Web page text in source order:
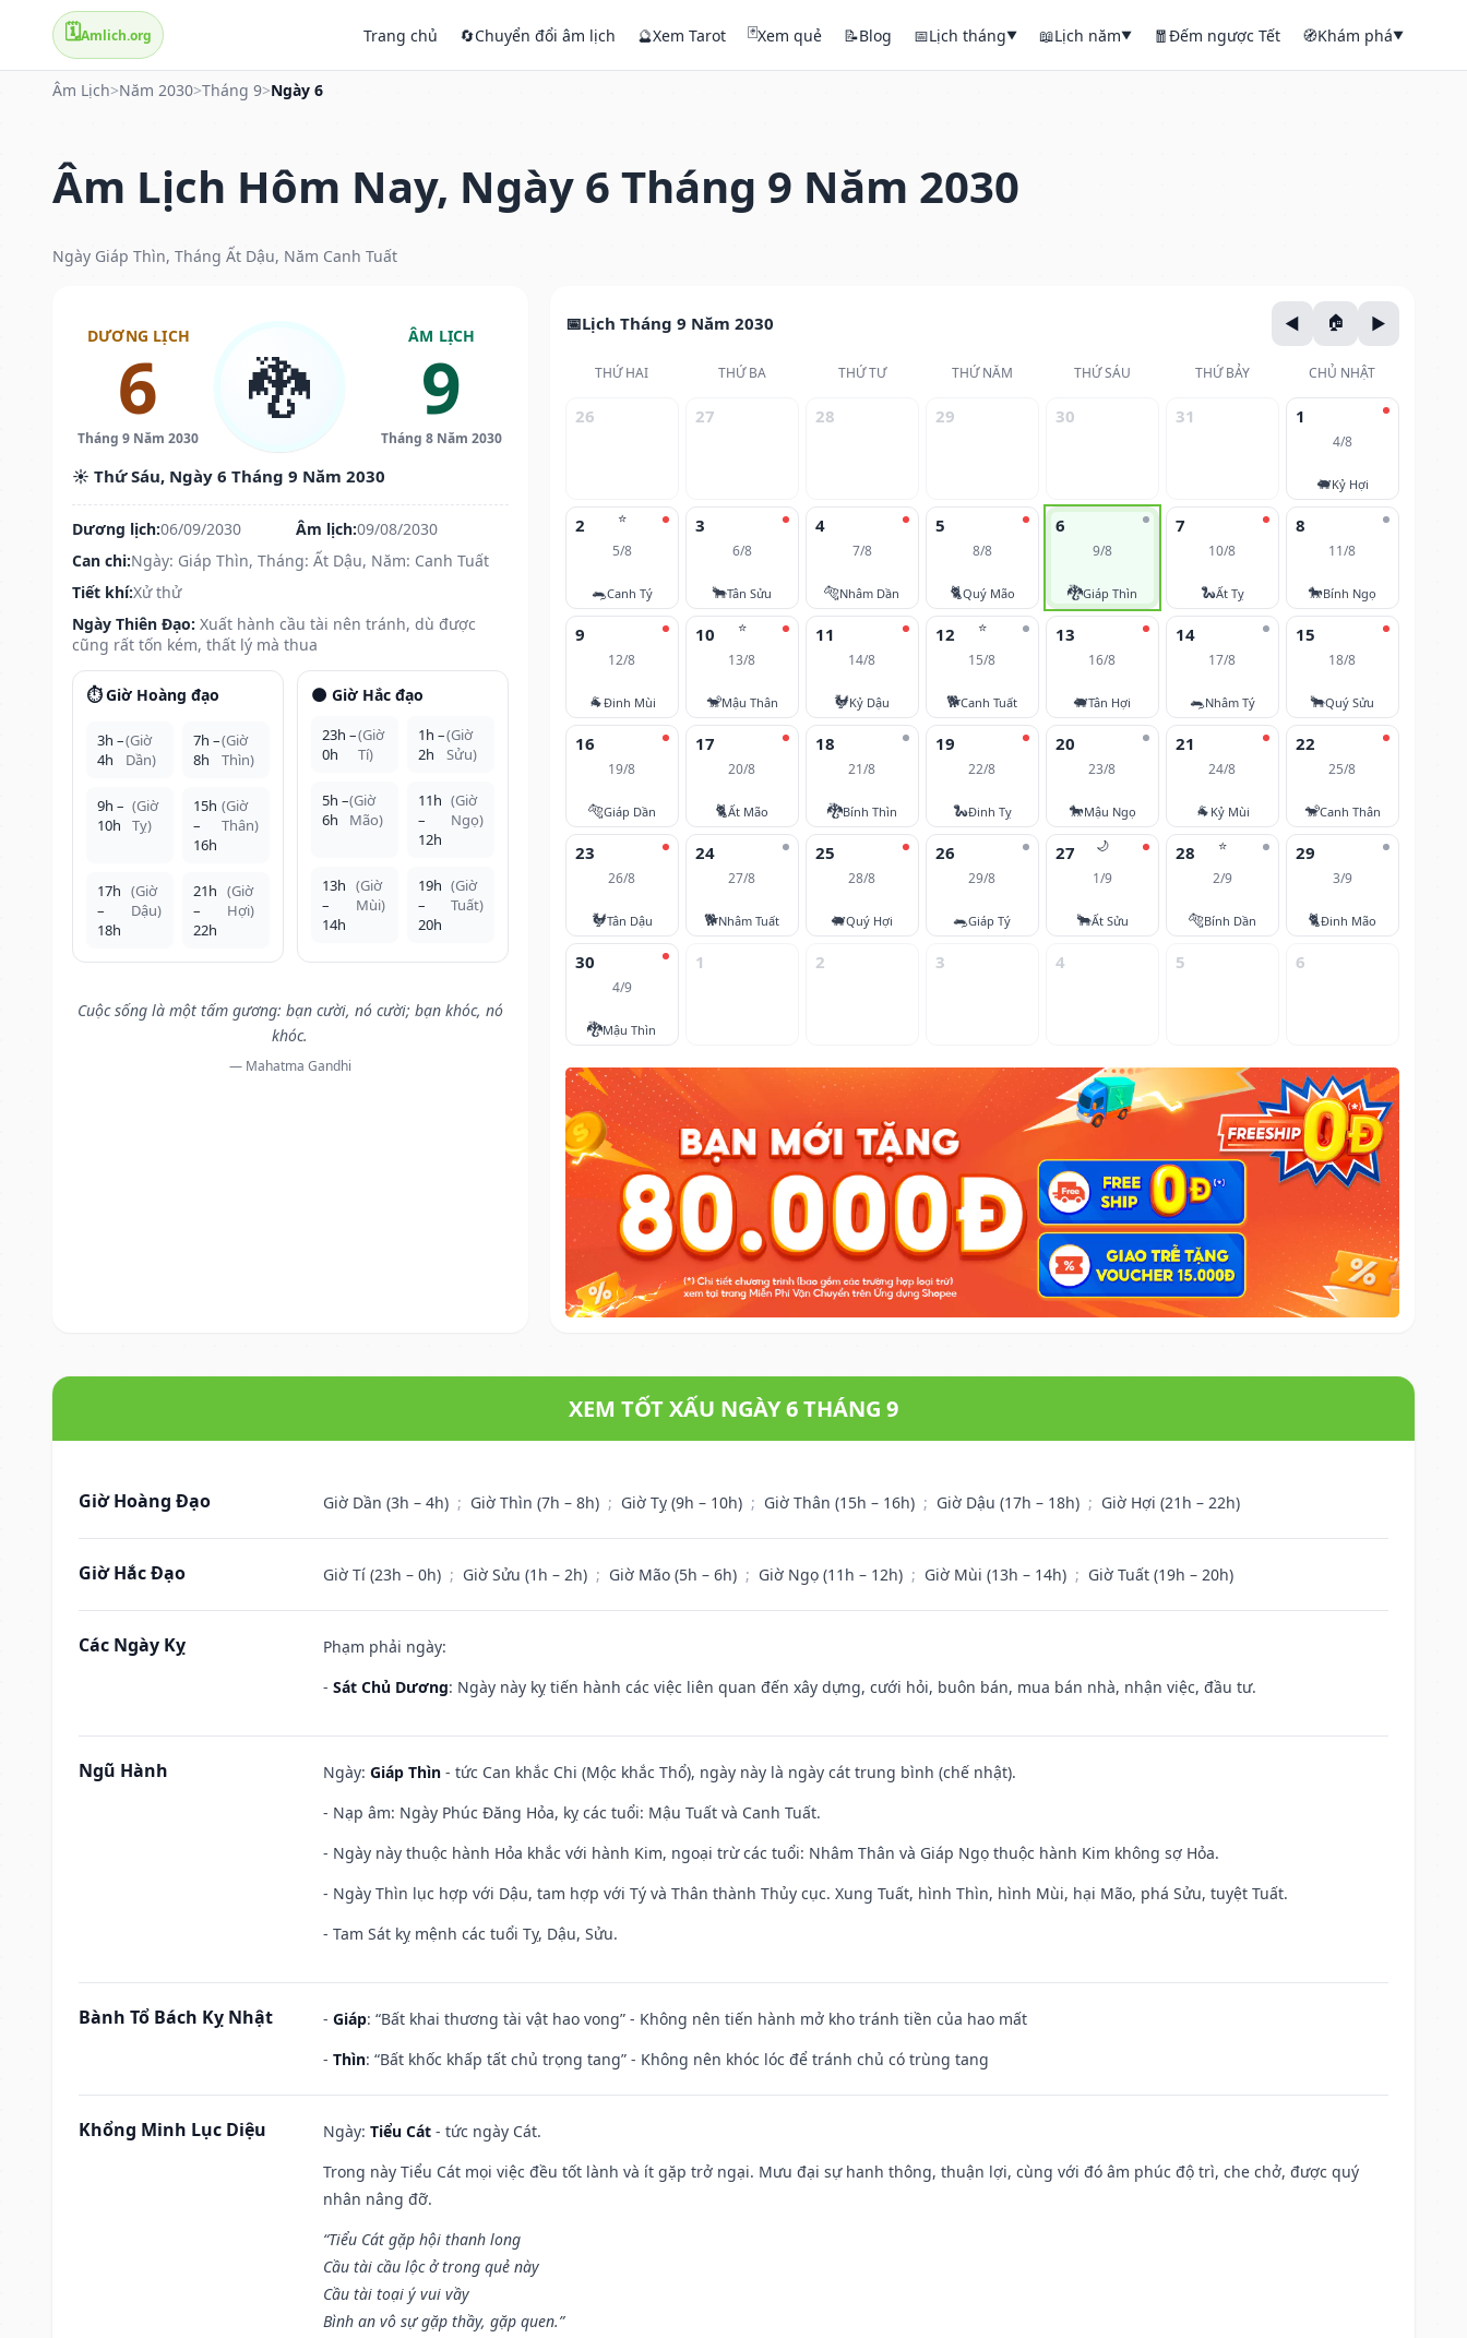
🗓️Amlich.org Trang chủ 🔄Chuyển đổi âm lịch 🔮Xem Tarot 🃏Xem quẻ 📝Blog 📅Lịch tháng▼ 📖Lịch năm▼ 🧧Đếm ngược Tết 🧭Khám phá▼
Âm Lịch>Năm 2030>Tháng 9>Ngày 6
Âm Lịch Hôm Nay, Ngày 6 Tháng 9 Năm 2030
Ngày Giáp Thìn, Tháng Ất Dậu, Năm Canh Tuất
DƯƠNG LỊCH
6
Tháng 9 Năm 2030
🐉
ÂM LỊCH
9
Tháng 8 Năm 2030
☀️ Thứ Sáu, Ngày 6 Tháng 9 Năm 2030
Dương lịch:06/09/2030 Âm lịch:09/08/2030
Can chi:Ngày: Giáp Thìn, Tháng: Ất Dậu, Năm: Canh Tuất
Tiết khí:Xử thử
Ngày Thiên Đạo: Xuất hành cầu tài nên tránh, dù được
cũng rất tốn kém, thất lý mà thua
⏱️ Giờ Hoàng đạo
3h –
4h
(Giờ
Dần)
7h –
8h
(Giờ
Thìn)
9h –
10h
(Giờ
Tỵ)
15h
–
16h
(Giờ
Thân)
17h
–
18h
(Giờ
Dậu)
21h
–
22h
(Giờ
Hợi)
🌑 Giờ Hắc đạo
23h –
0h
(Giờ
Tí)
1h –
2h
(Giờ
Sửu)
5h –
6h
(Giờ
Mão)
11h
–
12h
(Giờ
Ngọ)
13h
–
14h
(Giờ
Mùi)
19h
–
20h
(Giờ
Tuất)
Cuộc sống là một tấm gương: bạn cười, nó cười; bạn khóc, nó
khóc.
— Mahatma Gandhi
Lịch Tháng 9 Năm 2030
THỨ HAI THỨ BA THỨ TƯ THỨ NĂM THỨ SÁU THỨ BẢY CHỦ NHẬT
26 27 28 29 30 31 1
4/8
🐖Kỷ Hợi
⭐
2
5/8
🐀Canh Tý
3
6/8
🐂Tân Sửu
4
7/8
🐅Nhâm Dần
5
8/8
🐈Quý Mão
6
9/8
🐉Giáp Thìn
7
10/8
🐍Ất Tỵ
8
11/8
🐎Bính Ngọ
9
12/8
🐐Đinh Mùi
⭐
10
13/8
🐒Mậu Thân
11
14/8
🐓Kỷ Dậu
⭐
12
15/8
🐕Canh Tuất
13
16/8
🐖Tân Hợi
14
17/8
🐀Nhâm Tý
15
18/8
🐂Quý Sửu
16
19/8
🐅Giáp Dần
17
20/8
🐈Ất Mão
18
21/8
🐉Bính Thìn
19
22/8
🐍Đinh Tỵ
20
23/8
🐎Mậu Ngọ
21
24/8
🐐 Kỷ Mùi
22
25/8
🐒Canh Thân
23
26/8
🐓Tân Dậu
24
27/8
🐕Nhâm Tuất
25
28/8
🐖Quý Hợi
26
29/8
🐀Giáp Tý
🌙
27
1/9
🐂Ất Sửu
⭐
28
2/9
🐅Bính Dần
29
3/9
🐈Đinh Mão
30
4/9
🐉Mậu Thìn
1 2 3 4 5 6
XEM TỐT XẤU NGÀY 6 THÁNG 9
Giờ Hoàng Đạo Giờ Dần (3h – 4h) ; Giờ Thìn (7h – 8h) ; Giờ Tỵ (9h – 10h) ; Giờ Thân (15h – 16h) ; Giờ Dậu (17h – 18h) ; Giờ Hợi (21h – 22h)
Giờ Hắc Đạo Giờ Tí (23h – 0h) ; Giờ Sửu (1h – 2h) ; Giờ Mão (5h – 6h) ; Giờ Ngọ (11h – 12h) ; Giờ Mùi (13h – 14h) ; Giờ Tuất (19h – 20h)
Các Ngày Kỵ
Phạm phải ngày:
- Sát Chủ Dương: Ngày này kỵ tiến hành các việc liên quan đến xây dựng, cưới hỏi, buôn bán, mua bán nhà, nhận việc, đầu tư.
Ngũ Hành Ngày: Giáp Thìn - tức Can khắc Chi (Mộc khắc Thổ), ngày này là ngày cát trung bình (chế nhật).
- Nạp âm: Ngày Phúc Đăng Hỏa, kỵ các tuổi: Mậu Tuất và Canh Tuất.
- Ngày này thuộc hành Hỏa khắc với hành Kim, ngoại trừ các tuổi: Nhâm Thân và Giáp Ngọ thuộc hành Kim không sợ Hỏa.
- Ngày Thìn lục hợp với Dậu, tam hợp với Tý và Thân thành Thủy cục. Xung Tuất, hình Thìn, hình Mùi, hại Mão, phá Sửu, tuyệt Tuất.
- Tam Sát kỵ mệnh các tuổi Tỵ, Dậu, Sửu.
Bành Tổ Bách Kỵ Nhật - Giáp: “Bất khai thương tài vật hao vong” - Không nên tiến hành mở kho tránh tiền của hao mất
- Thìn: “Bất khốc khấp tất chủ trọng tang” - Không nên khóc lóc để tránh chủ có trùng tang
Khổng Minh Lục Diệu Ngày: Tiểu Cát - tức ngày Cát.
Trong này Tiểu Cát mọi việc đều tốt lành và ít gặp trở ngại. Mưu đại sự hanh thông, thuận lợi, cùng với đó âm phúc độ trì, che chở, được quý
nhân nâng đỡ.
“Tiểu Cát gặp hội thanh long
Cầu tài cầu lộc ở trong quẻ này
Cầu tài toại ý vui vầy
Bình an vô sự gặp thầy, gặp quen.”